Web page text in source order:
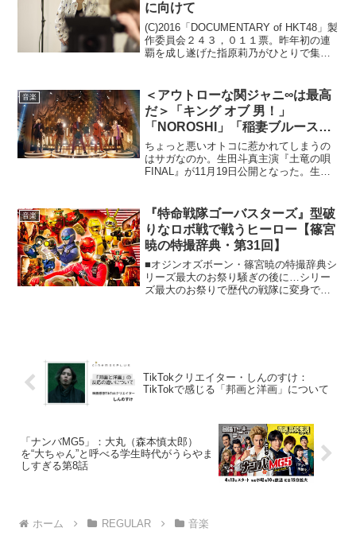
に向けて
(C)2016「DOCUMENTARY of HKT48」製
作委員会２４３，０１１票。昨年初の連
覇を成し遂げた指原莉乃がひとりで集め
得票数を足した数字に匹敵する。一昨
年...
音楽
＜アウトローな関ジャニ∞は最高
だ＞「キング オブ 男！」
「NOROSHI」「稲妻ブルース」
……
ちょっと悪いオトコに惹かれてしまうの
はサガなのか。生田斗真主演『土竜の唄
FINAL』が11月19日公開となった。生田
の枚数数知れず、しかしまっすぐで熱い
玲二がある日、...
音楽
『特命戦隊ゴーバスターズ』型破
りなロボ戦で戦うヒーロー【篠宮
暁の特撮辞典・第31回】
■オジンオズボーン・篠宮暁の特撮辞典シ
リーズ最大のお祭り騒ぎの後に…シリー
ズ最大のお祭りで歴代の戦隊に変身でき
TikTokクリエイター・しんのすけ：
TikTokで感じる「邦画と洋画」について
「ナンバMG5」：大丸（森本慎太郎）
を“大ちゃん”と呼べる学生時代がうらやま
しすぎる第8話
ホーム REGULAR 音楽